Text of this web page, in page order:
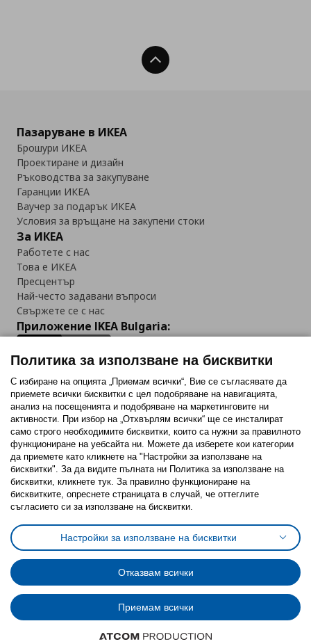
Нагоре
Пазаруване в ИКЕА
Брошури ИКЕА
Проектиране и дизайн
Ръководства за закупуване
Гаранции ИКЕА
Ваучер за подарък ИКЕА
Условия за връщане на закупени стоки
За ИКЕА
Работете с нас
Това е ИКЕА
Пресцентър
Най-често задавани въпроси
Свържете се с нас
Приложение IKEA Bulgaria:
Последвайте ни:
FacebookTwitterYoutubePinterestInstagram
Политика за използване на бисквитки (Cookies)
Избор на настройки за използване на бисквитки
Условия за ползване на ikea.bgОбща политика за личните данни
Политика за защита на личните данни на ikea.bg
Общи условия на програма IKEA Family
Политика за защита на лични данни на програма IKEA Family
© Inter-IKEA Systems B.V. 1999 - 2025
Политика за използване на бисквитки
С избиране на опцията „Приемам всички“, Вие се съгласявате да
приемете всички бисквитки с цел подобряване на навигацията,
анализ на посещенията и подобряване на маркетинговите ни
активности. При избор на „Отхвърлям всички“ ще се инсталират
само строго необходимитe бисквитки, които са нужни за правилното
функциониране на уебсайта ни. Можете да изберете кои категории
да приемете като кликнете на "Настройки за използване на
бисквитки". За да видите пълната ни Политика за използване на
бисквитки, кликнете тук. За правилно функциониране на
бисквитките, опреснете страницата в случай, че оттеглите
съгласието си за използване на бисквитки.
Настройки за използване на бисквитки
Отказвам всички
Приемам всички